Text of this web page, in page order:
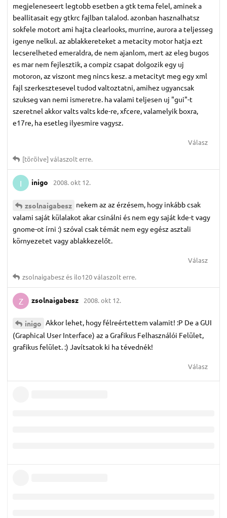
megjeleneseert legtobb esetben a gtk tema felel, aminek a
beallitasait egy gtkrc fajlban talalod. azonban hasznalhatsz
sokfele motort ami hajta clearlooks, murrine, aurora a teljesseg
igenye nelkul. az ablakkereteket a metacity motor hatja ezt
lecserelheted emeraldra, de nem ajanlom, mert az eleg bugos
es mar nem fejlesztik, a compiz csapat dolgozik egy uj
motoron, az viszont meg nincs kesz. a metacityt meg egy xml
fajl szerkesztesevel tudod valtoztatni, amihez ugyancsak
szukseg van nemi ismeretre. ha valami teljesen uj "gui"-t
szeretnel akkor valts valts kde-re, xfcere, valamelyik boxra,
e17re, ha esetleg ilyesmire vagysz.
Válasz
[törölve] válaszolt erre.
I inigo 2008. okt 12.
zsolnaigabesz nekem az az érzésem, hogy inkább csak
valami saját külalakot akar csinálni és nem egy saját kde-t vagy
gnome-ot írni :) szóval csak témát nem egy egész asztali
környezetet vagy ablakkezelőt.
Válasz
zsolnaigabeszés ilo120válaszolt erre.
Z zsolnaigabesz 2008. okt 12.
inigo Akkor lehet, hogy félreértettem valamit! :P De a GUI
(Graphical User Interface) az a Grafikus Felhasználói Felület,
grafikus felület. :) Javítsatok ki ha tévednék!
Válasz